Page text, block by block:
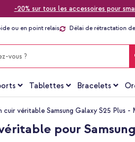
-20% sur tous les accessoires pour
ou en point relais Délai de rétractation
Tablettes Bracelets
véritable Samsung Galaxy S25 Plus -
pour